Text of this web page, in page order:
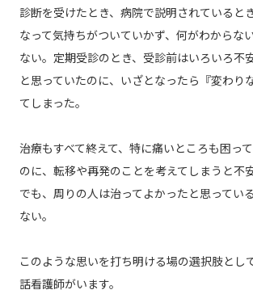
診断を受けたとき、病院で説明されていると
なって気持ちがついていかず、何がわからな
ない。定期受診のとき、受診前はいろいろ不
と思っていたのに、いざとなったら『変わり
てしまった。
治療もすべて終えて、特に痛いところも困っ
のに、転移や再発のことを考えてしまうと不
でも、周りの人は治ってよかったと思ってい
ない。
このような思いを打ち明ける場の選択肢と
話看護師がいます。